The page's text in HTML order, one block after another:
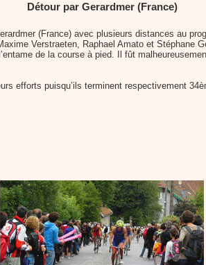
Détour par Gerardmer (France)
(France) avec plusieurs distances au
Verstraeten, Raphael Amato et Stéphane
de la course à pied. Il fût
efforts puisqu’ils terminent respectivement